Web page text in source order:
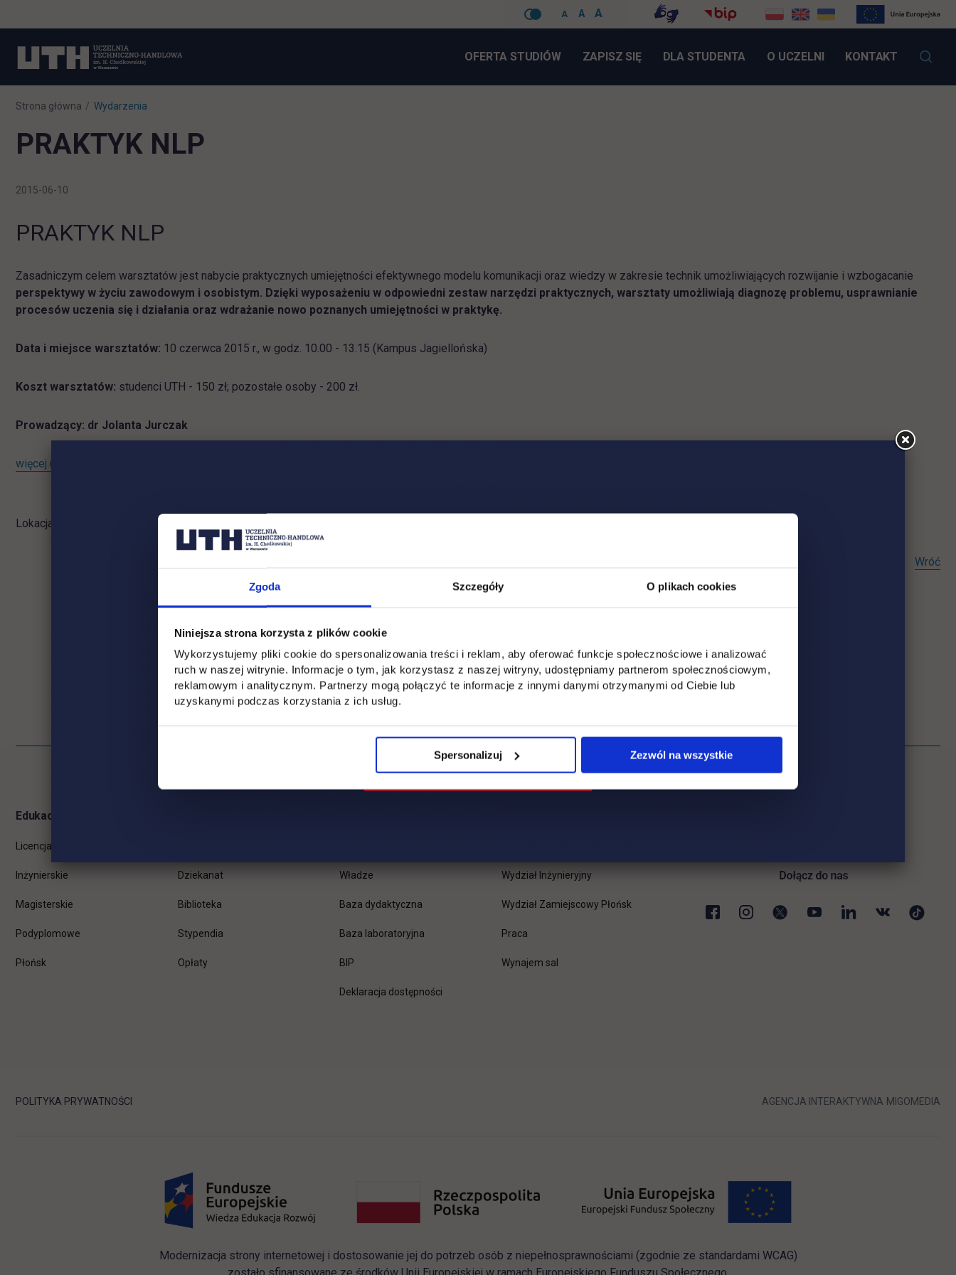
Zgoda Szczegóły O plikach cookies
Niniejsza strona korzysta z plików cookie
Wykorzystujemy pliki cookie do spersonalizowania treści i reklam, aby oferować funkcje społecznościowe i analizować
ruch w naszej witrynie. Informacje o tym, jak korzystasz z naszej witryny, udostępniamy partnerom społecznościowym,
reklamowym i analitycznym. Partnerzy mogą połączyć te informacje z innymi danymi otrzymanymi od Ciebie lub
uzyskanymi podczas korzystania z ich usług.
Spersonalizuj Zezwól na wszystkie
A A
A
nawigacje
OFERTA STUDIÓW ZAPISZ SIĘLINK OTWIERA SIĘ W NOWEJ KARCIE
DLA STUDENTA O UCZELNI KONTAKT
Strona główna Wydarzenia
PRAKTYK NLP
2015-06-10
PRAKTYK NLP
Zasadniczym celem warsztatów jest nabycie praktycznych umiejętności efektywnego modelu komunikacji oraz wiedzy w zakresie technik umożliwiających rozwijanie i wzbogacanie
perspektywy w życiu zawodowym i osobistym. Dzięki wyposażeniu w odpowiedni zestaw narzędzi praktycznych, warsztaty umożliwiają diagnozę problemu, usprawnianie
procesów uczenia się i działania oraz wdrażanie nowo poznanych umiejętności w praktykę.
Data i miejsce warsztatów: 10 czerwca 2015 r., w godz. 10.00 - 13.15 (Kampus Jagiellońska)
Koszt warsztatów: studenci UTH - 150 zł; pozostałe osoby - 200 zł.
Prowadzący: dr Jolanta Jurczak
więcej (.docx / 19.9 KiB)
Lokacja: Kampus Jagiellońska
Wróć
Edukacja
Licencjackie
Inżynierskie
Magisterskie
Podyplomowe
Płońsk
Dziekanat
Biblioteka
Stypendia
Opłaty
Władze
Baza dydaktyczna
Baza laboratoryjna
BIP
Deklaracja dostępności
Wydział Inżynieryjny
Wydział Zamiejscowy Płońsk
Pracalink otwiera się w nowej karcie
Wynajem sal
POLITYKA PRYWATNOŚCI AGENCJA INTERAKTYWNA LINK OTWIERA
MIGOMEDIA
Modernizacja strony internetowej i dostosowanie jej do potrzeb osób z niepełnosprawnościami (zgodnie ze standardami WCAG)